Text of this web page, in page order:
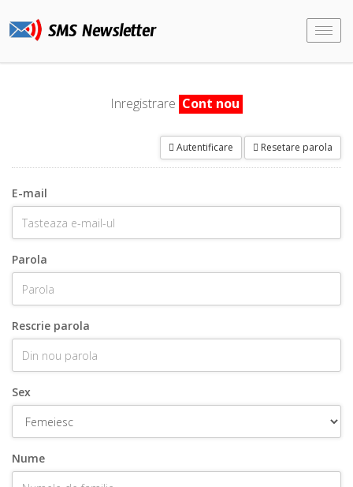
SMS Newsletter
Inregistrare Cont nou
Autentificare Resetare parola
E-mail
Parola
Rescrie parola
Sex
Nume